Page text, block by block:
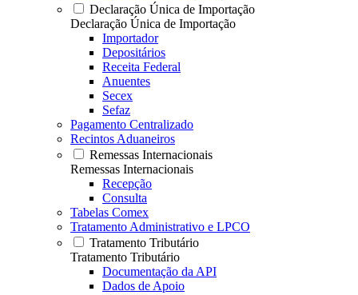
Declaração Única de Importação
Declaração Única de Importação
Importador
Depositários
Receita Federal
Anuentes
Secex
Sefaz
Pagamento Centralizado
Recintos Aduaneiros
Remessas Internacionais
Remessas Internacionais
Recepção
Consulta
Tabelas Comex
Tratamento Administrativo e LPCO
Tratamento Tributário
Tratamento Tributário
Documentação da API
Dados de Apoio